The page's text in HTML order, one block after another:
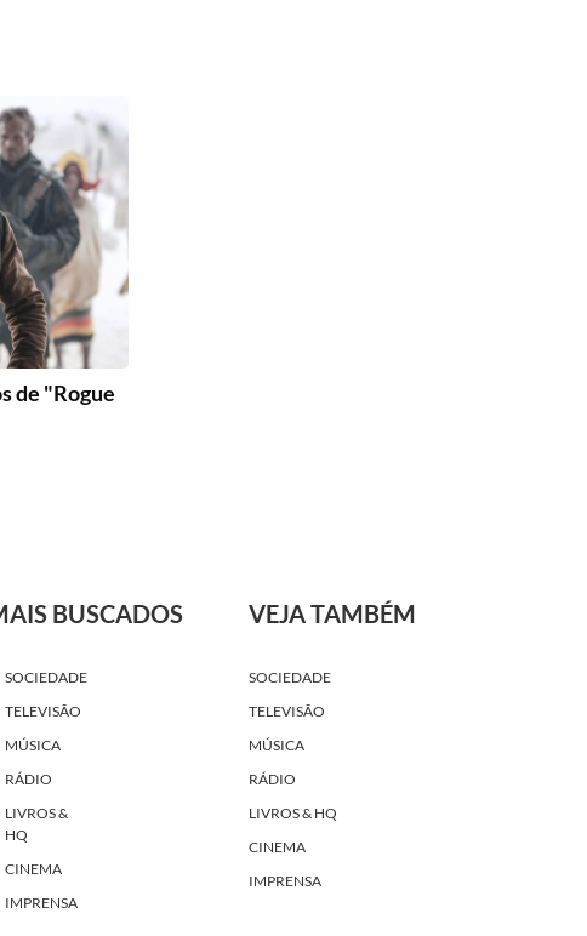
de "Rogue
BUSCADOS
SOCIEDADE
TELEVISÃO
MÚSICA
RÁDIO
LIVROS &
HQ
CINEMA
IMPRENSA
VEJA TAMBÉM
SOCIEDADE
TELEVISÃO
MÚSICA
RÁDIO
LIVROS & HQ
CINEMA
IMPRENSA